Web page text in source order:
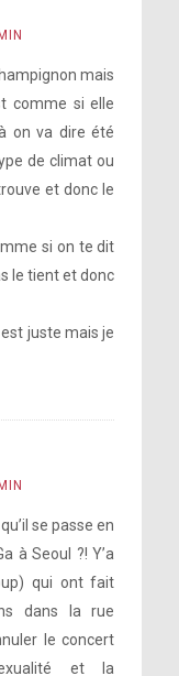
mais
comme si elle
on va dire été
de climat ou
et donc le
si on te dit
le tient et donc
juste mais je
se passe en
à Seoul ?! Y’a
qui ont fait
dans la rue
le concert
et la